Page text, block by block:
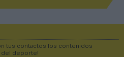
tus contactos los contenidos
del deporte!